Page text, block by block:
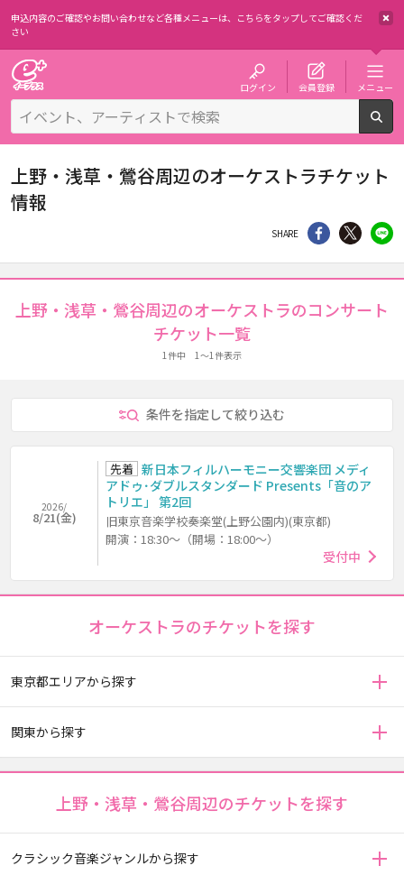
申込内容のご確認やお問い合わせなど各種メニューは、 こちらをタップしてご確認くだ
さい
ログイン 会員登録 メニュー
上野・浅草・鶯谷周辺のオーケストラチケット
情報
SHARE シェア Twitter
上野・浅草・鶯谷周辺のオーケストラのコンサート
チケット一覧
1件中 1～1件表示
条件を指定して絞り込む
2026/
8/21(金)
先着 新日本フィルハーモニー交響楽団 メディ
アドゥ･ダブルスタンダード Presents「音のア
トリエ」 第2回
旧東京音楽学校奏楽堂(上野公園内)(東京都)
開演：18:30～（開場：18:00～）
受付中
オーケストラのチケットを探す
東京都エリアから探す
関東から探す
上野・浅草・鶯谷周辺のチケットを探す
クラシック音楽ジャンルから探す